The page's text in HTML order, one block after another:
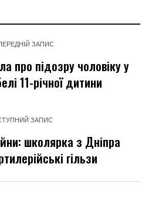
ЗАПИС
про підозру чоловіку у
11-річної дитини
ЗАПИС
школярка з Дніпра
гільзи